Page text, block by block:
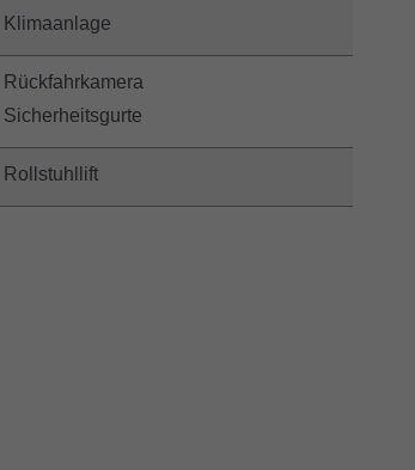
Klimaanlage
Rückfahrkamera
Sicherheitsgurte
Rollstuhllift